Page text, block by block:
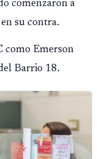
comenzaron a
su contra.
como Emerson
Barrio 18.